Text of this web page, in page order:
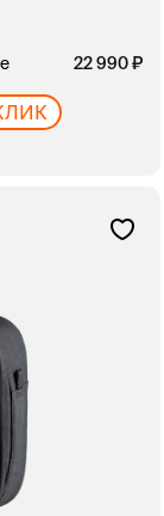
22 990